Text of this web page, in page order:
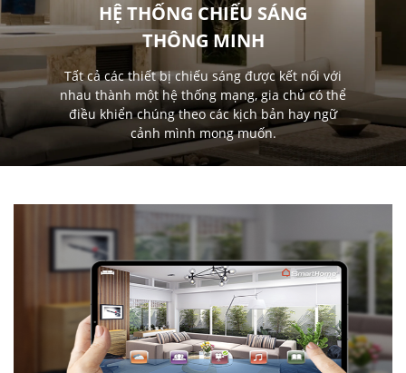
HỆ THỐNG CHIẾU SÁNG
THÔNG MINH
Tất cả các thiết bị chiếu sáng được kết nối với
nhau thành một hệ thống mạng, gia chủ có thể
điều khiển chúng theo các kịch bản hay ngữ
cảnh mình mong muốn.